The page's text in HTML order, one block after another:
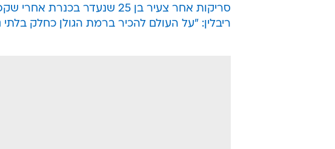
סריקות אחר צעיר בן 25 שנעדר בכנרת אחרי שקפץ מסירה
ריבלין: "על העולם להכיר ברמת הגולן כחלק